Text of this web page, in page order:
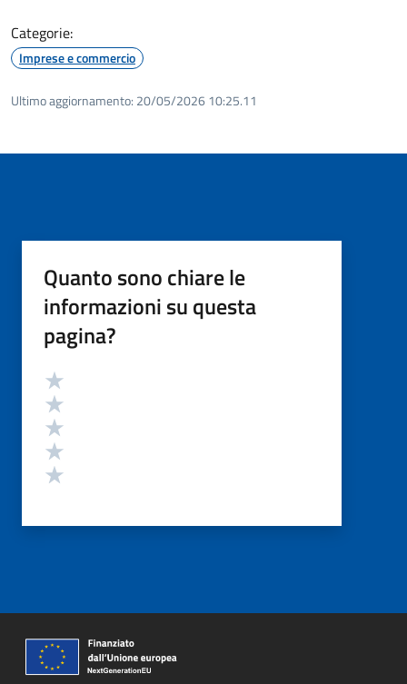
Categorie:
Imprese e commercio
Ultimo aggiornamento: 20/05/2026 10:25.11
Quanto sono chiare le
informazioni su questa
pagina?
Valutazione